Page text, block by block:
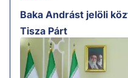
Baka Andrást jelöli
Tisza Párt